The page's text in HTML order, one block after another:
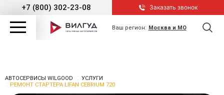
+7 (800) 302-23-08 Заказать звонок
Ваш регион: Москва и МО
АВТОСЕРВИСЫ WILGOOD
УСЛУГИ
РЕМОНТ СТАРТЕРА LIFAN CEBRIUM 720